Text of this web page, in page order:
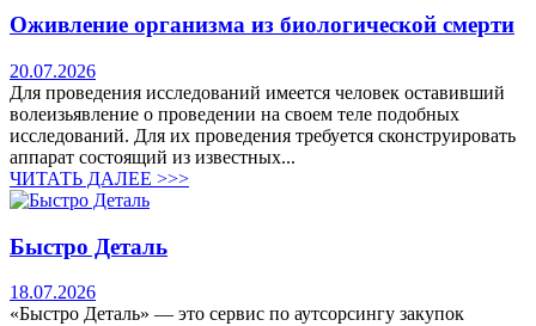
Оживление организма из биологической смерти
20.07.2026
Для проведения исследований имеется человек оставивший
волеизьявление о проведении на своем теле подобных
исследований. Для их проведения требуется сконструировать
аппарат состоящий из известных...
ЧИТАТЬ ДАЛЕЕ >>>
Быстро Деталь
18.07.2026
«Быстро Деталь» — это сервис по аутсорсингу закупок